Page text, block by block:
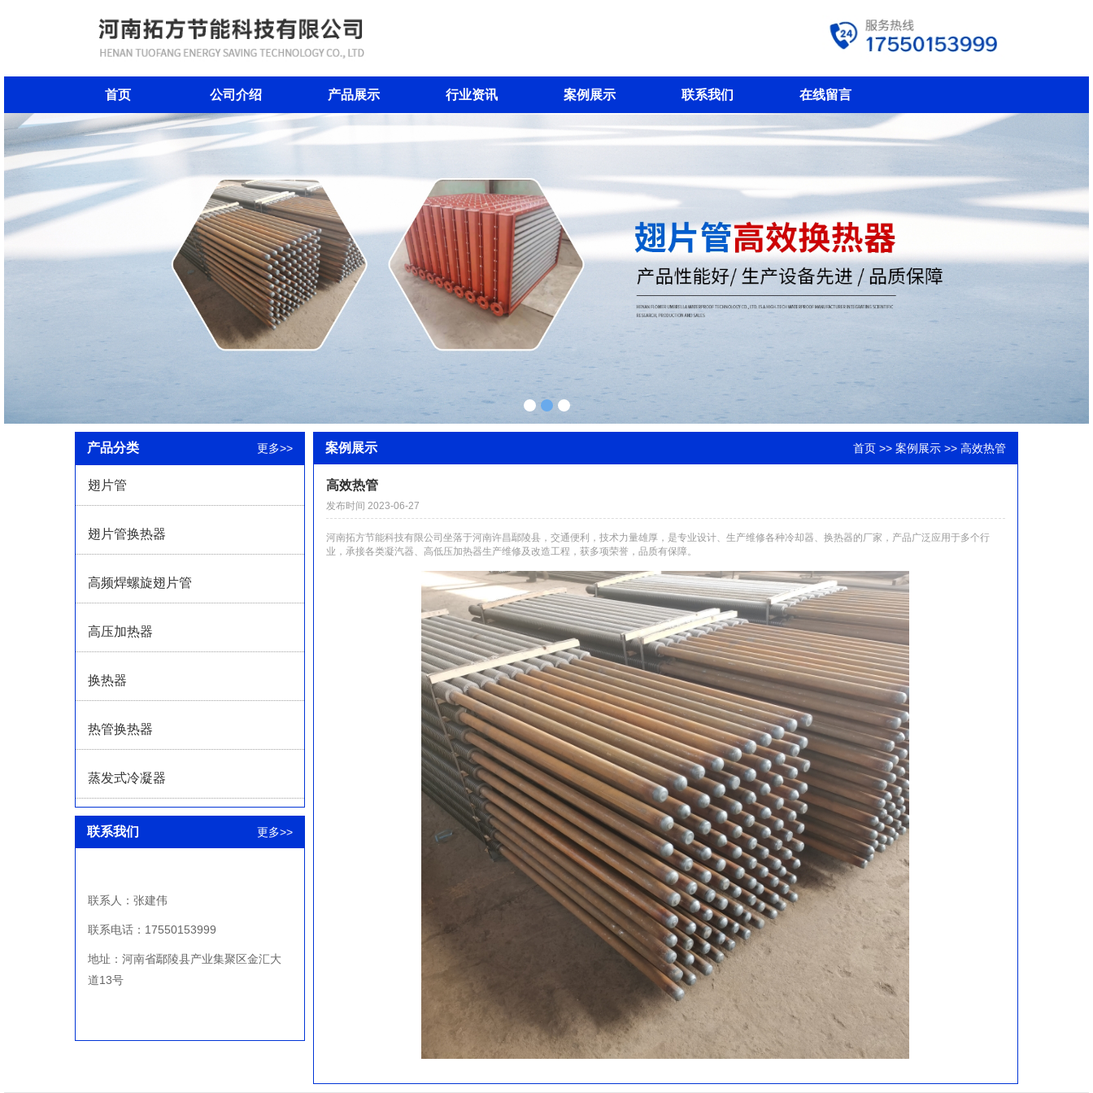
首页 公司介绍 产品展示 行业资讯 案例展示 联系我们 在线留言
产品分类 更多>>
翅片管
翅片管换热器
高频焊螺旋翅片管
高压加热器
换热器
热管换热器
蒸发式冷凝器
联系我们 更多>>
联系人：张建伟
联系电话：17550153999
地址：河南省鄢陵县产业集聚区金汇大
道13号
案例展示 首页 >> 案例展示 >> 高效热管
高效热管
发布时间 2023-06-27
河南拓方节能科技有限公司坐落于河南许昌鄢陵县，交通便利，技术力量雄厚，是专业设计、生产维修各种冷却器、换热器的厂家，产品广泛应用于多个行
业，承接各类凝汽器、高低压加热器生产维修及改造工程，获多项荣誉，品质有保障。